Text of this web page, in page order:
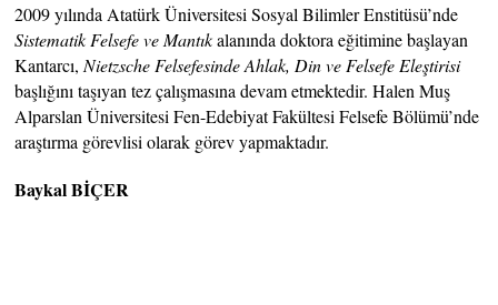
2009 yılında Atatürk Üniversitesi Sosyal Bilimler Enstitüsü’nde
Sistematik Felsefe ve Mantıkalanında doktora eğitimine başlayan
Kantarcı, Nietzsche Felsefesinde Ahlak, Din ve Felsefe Eleştirisi
başlığını taşıyan tez çalışmasına devam etmektedir. Halen Muş
Alparslan Üniversitesi Fen-Edebiyat Fakültesi Felsefe Bölümü’nde
araştırma görevlisi olarak görev yapmaktadır.
Baykal BİÇER